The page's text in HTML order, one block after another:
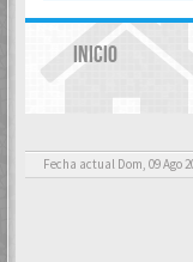
INICIO
Fecha actual Dom, 09 Ago